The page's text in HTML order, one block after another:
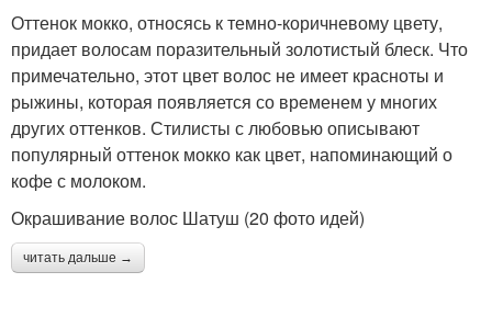
Оттенок мокко, относясь к темно-коричневому цвету,
придает волосам поразительный золотистый блеск. Что
примечательно, этот цвет волос не имеет красноты и
рыжины, которая появляется со временем у многих
других оттенков. Стилисты с любовью описывают
популярный оттенок мокко как цвет, напоминающий о
кофе с молоком.
Окрашивание волос Шатуш (20 фото идей)
читать дальше →